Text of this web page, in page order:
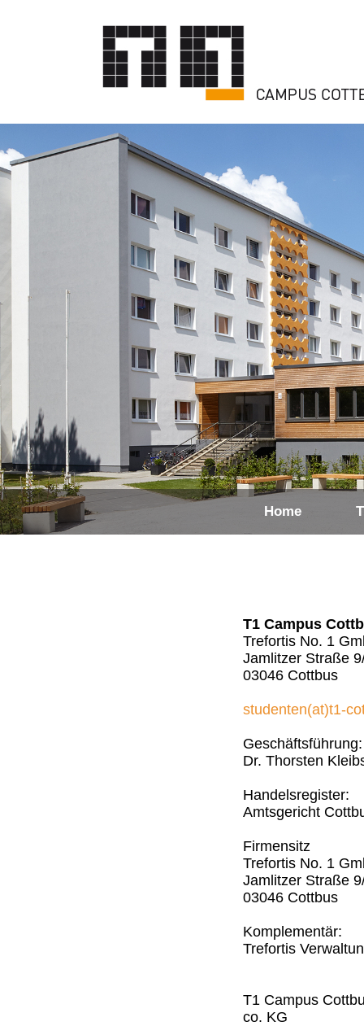
Home
T1 Campus
Trefortis No. 1
Jamlitzer Straße
03046 Cottbus
studenten(at)t1-
Geschäftsführung:
Dr. Thorsten
Handelsregister:
Amtsgericht
Firmensitz
Trefortis No. 1
Jamlitzer Straße
03046 Cottbus
Komplementär:
Trefortis
T1 Campus
co. KG